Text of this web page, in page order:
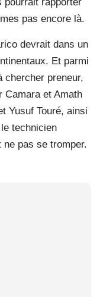
pas encore là.
devrait dans un
Et parmi
chercher preneur,
Camara et Amath
Yusuf Touré, ainsi
technicien
pas se tromper.